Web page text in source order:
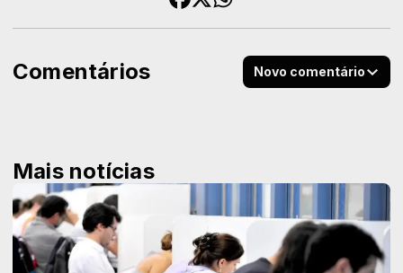
Comentários Novo comentário
Mais notícias